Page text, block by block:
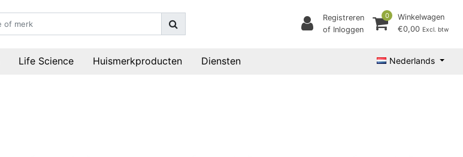
Registreren
of Inloggen
0
Winkelwagen
€0,00 Excl. btw
Life Science Huismerkproducten Diensten Nederlands